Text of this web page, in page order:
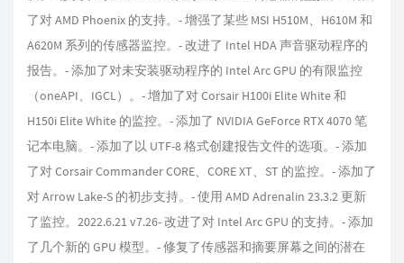
了对 AMD Phoenix 的支持。- 增强了某些 MSI H510M、H610M 和
A620M 系列的传感器监控。- 改进了 Intel HDA 声音驱动程序的
报告。- 添加了对未安装驱动程序的 Intel Arc GPU 的有限监控
（oneAPI、IGCL）。- 增加了对 Corsair H100i Elite White 和
H150i Elite White 的监控。- 添加了 NVIDIA GeForce RTX 4070 笔
记本电脑。- 添加了以 UTF-8 格式创建报告文件的选项。- 添加
了对 Corsair Commander CORE、CORE XT、ST 的监控。- 添加了
对 Arrow Lake-S 的初步支持。- 使用 AMD Adrenalin 23.3.2 更新
了监控。2022.6.21 v7.26- 改进了对 Intel Arc GPU 的支持。- 添加
了几个新的 GPU 模型。- 修复了传感器和摘要屏幕之间的潜在